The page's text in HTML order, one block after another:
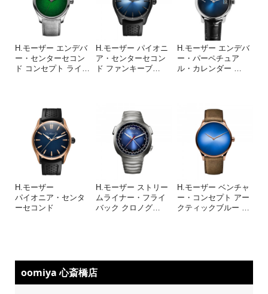
H.モーザー エンデバ
ー・センターセコン
ド コンセプト ライ …
H.モーザー パイオニ
ア・センターセコン
ド ファンキーブ…
H.モーザー エンデバ
ー・パーペチュア
ル・カレンダー …
H.モーザー
パイオニア・センタ
ーセコンド
H.モーザー ストリー
ムライナー・フライ
バック クロノグ
H.モーザー ベンチャ
ー・コンセプト アー
クティックブルー
oomiya 心斎橋店